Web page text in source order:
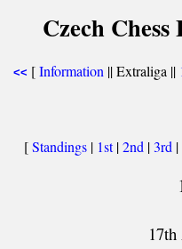
Czech
<< [Information || Extraliga ||
[Standings | 1st|2nd |3rd |